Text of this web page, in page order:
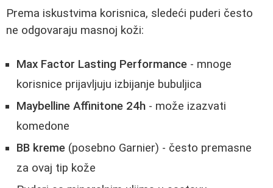
Prema iskustvima korisnica, sledeći puderi često
ne odgovaraju masnoj koži:
Max Factor Lasting Performance - mnoge
korisnice prijavljuju izbijanje bubuljica
Maybelline Affinitone 24h - može izazvati
komedone
BB kreme (posebno Garnier) - često premasne
za ovaj tip kože